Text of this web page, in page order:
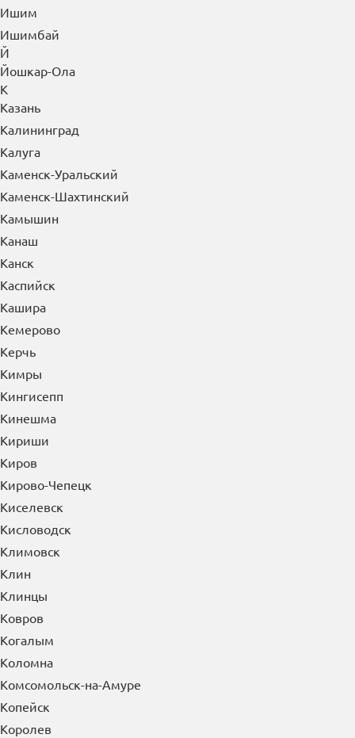
Ишимбай
Й
Йошкар-Ола
К
Казань
Калининград
Калуга
Каменск-Уральский
Каменск-Шахтинский
Камышин
Канаш
Канск
Каспийск
Кашира
Кемерово
Керчь
Кимры
Кингисепп
Кинешма
Кириши
Киров
Кирово-Чепецк
Киселевск
Кисловодск
Климовск
Клин
Клинцы
Ковров
Когалым
Коломна
Комсомольск-на-Амуре
Копейск
Королев
Королёв